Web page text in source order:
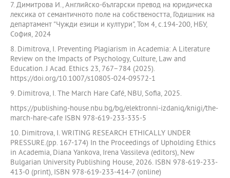
7. Димитрова И., Английско-български превод на юридическа
лексика от семантичното поле на собствеността, Годишник на
департамент "Чужди езици и култури", Том 4, с.194-200, НБУ,
София, 2024
8. Dimitrova, I. Preventing Plagiarism in Academia: A Literature
Review on the Impacts of Psychology, Culture, Law and
Education. J Acad. Ethics 23, 767–784 (2025).
https://doi.org/10.1007/s10805-024-09572-1
9. Dimitrova, I. The March Hare Café, NBU, Sofia, 2025.
https://publishing-house.nbu.bg/bg/elektronni-izdaniq/knigi/the-
march-hare-cafe ISBN 978-619-233-335-5
10. Dimitrova, I. WRITING RESEARCH ETHICALLY UNDER
PRESSURE.(pp. 167-174) In the Proceedings of Upholding Ethics
in Academia, Diana Yankova, Irena Vassileva (editors), New
Bulgarian University Publishing House, 2026. ISBN 978-619-233-
413-0 (print), ISBN 978-619-233-414-7 (online)